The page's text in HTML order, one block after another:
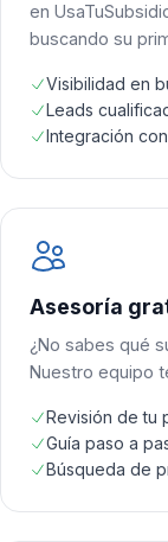
en
buscando su
Visibilidad en
Leads
Integración
Asesoría
¿No sabes qué
Nuestro equipo
Revisión de tu
Guía paso a
Búsqueda de